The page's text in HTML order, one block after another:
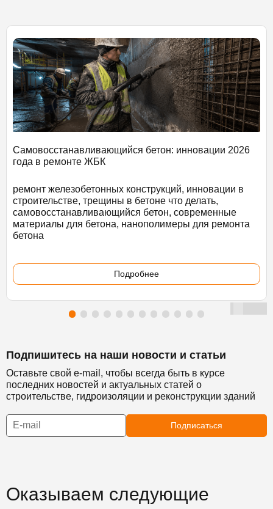
Самовосстанавливающийся бетон: инновации 2026
года в ремонте ЖБК
ремонт железобетонных конструкций, инновации в
строительстве, трещины в бетоне что делать,
самовосстанавливающийся бетон, современные
материалы для бетона, нанополимеры для ремонта
бетона
Подробнее
Подпишитесь на наши новости и статьи
Оставьте свой e-mail, чтобы всегда быть в курсе
последних новостей и актуальных статей о
строительстве, гидроизоляции и реконструкции зданий
Подписаться
Оказываем следующие